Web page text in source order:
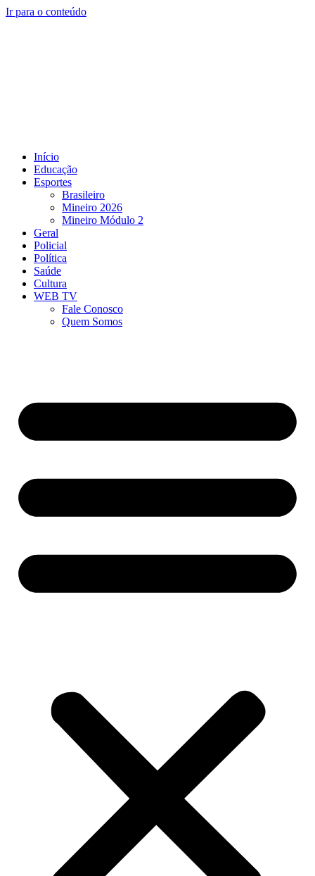
Ir para o conteúdo
Início
Educação
Esportes
Brasileiro
Mineiro 2026
Mineiro Módulo 2
Geral
Policial
Política
Saúde
Cultura
WEB TV
Fale Conosco
Quem Somos